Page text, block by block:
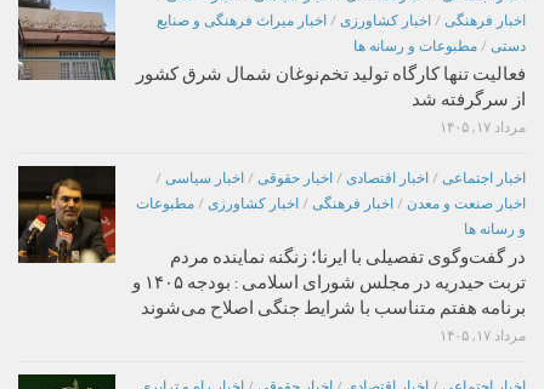
اخبار فرهنگی / اخبار کشاورزی / اخبار میراث فرهنگی و صنایع
دستی / مطبوعات و رسانه ها
فعالیت تنها کارگاه تولید تخم‌نوغان شمال شرق کشور
از سرگرفته شد
مرداد ۱۷, ۱۴۰۵
اخبار اجتماعی / اخبار اقتصادی / اخبار حقوقی / اخبار سیاسی /
اخبار صنعت و معدن / اخبار فرهنگی / اخبار کشاورزی / مطبوعات
و رسانه ها
در گفت‌وگوی تفصیلی با ایرنا؛ زنگنه نماینده مردم
تربت حیدریه در مجلس شورای اسلامی : بودجه ۱۴۰۵ و
برنامه هفتم متناسب با شرایط جنگی اصلاح می‌شوند
مرداد ۱۷, ۱۴۰۵